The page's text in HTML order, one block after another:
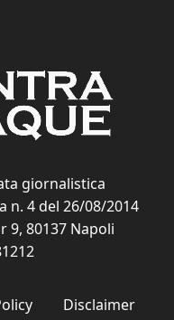
giornalistica
n. 4 del 26/08/2014
9, 80137 Napoli
Disclaimer